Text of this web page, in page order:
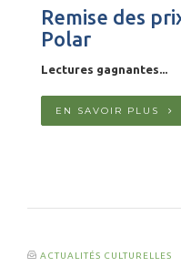
Remise des
Polar
Lectures gagnantes...
EN SAVOIR PLUS
ACTUALITÉS CULTURELLES